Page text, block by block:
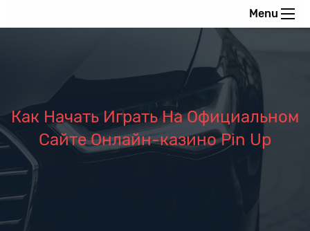
Menu
Как Начать Играть На Официальном
Сайте Онлайн-казино Pin Up